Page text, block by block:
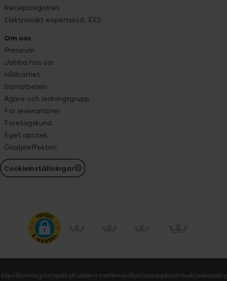
Receptregistret
Elektroniskt expertstöd, EES
Om oss
Pressrum
Jobba hos oss
Hållbarhet
Samarbeten
Ägare och ledningsgrupp
För leverantörer
Företagskund
Eget apotek
Glädjeeffekten
Cookieinställningar
KöpvillkorIntegritetspolicyKlubbens medlemsvillkorDataskyddsombudCookiepolicy